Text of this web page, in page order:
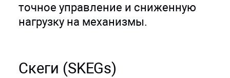
точное управление и сниженную
нагрузку на механизмы.
Скеги (SKEGs)